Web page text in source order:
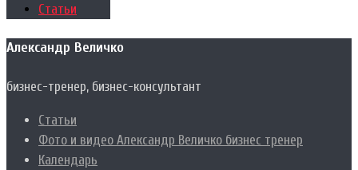
Статьи
Александр Величко
бизнес-тренер, бизнес-консультант
Статьи
Фото и видео Александр Величко бизнес тренер
Календарь